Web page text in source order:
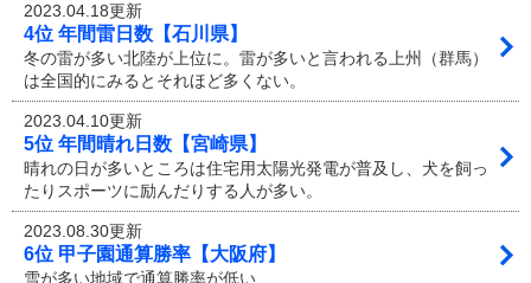
2023.04.18更新
4位 年間雷日数【石川県】
冬の雷が多い北陸が上位に。雷が多いと言われる上州（群馬）
は全国的にみるとそれほど多くない。
2023.04.10更新
5位 年間晴れ日数【宮崎県】
晴れの日が多いところは住宅用太陽光発電が普及し、犬を飼っ
たりスポーツに励んだりする人が多い。
2023.08.30更新
6位 甲子園通算勝率【大阪府】
雪が多い地域で通算勝率が低い